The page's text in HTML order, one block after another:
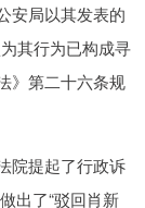
安局以其发表的
其行为已构成寻
》第二十六条规
院提起了行政诉
出了“驳回肖新